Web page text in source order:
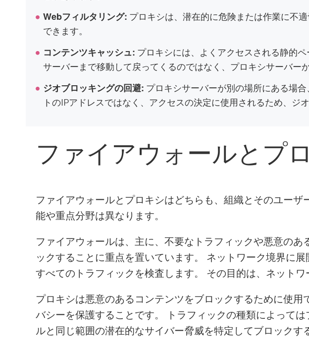
Webフィルタリング: プロキシは、潜在的に危険または作業に不
できます。
コンテンツキャッシュ: プロキシには、よくアクセスされる静的
サーバーまで移動して戻ってくるのではなく、プロキシサーバー
ジオブロッキングの回避: プロキシサーバーが別の場所にある場
トのIPアドレスではなく、アクセスの決定に使用されるため、ジ
ファイアウォールとプ
ファイアウォールとプロキシはどちらも、組織とそのユー
能や重点分野は異なります。
ファイアウォールは、主に、不要なトラフィックや悪意の
ックすることに重点を置いています。 ネットワーク境界に
すべてのトラフィックを検査します。 その目的は、ネットワ
プロキシは悪意のあるコンテンツをブロックするために使
バシーを保護することです。 トラフィックの種類によって
ルと同じ範囲の潜在的なサイバー脅威を特定してブロックす